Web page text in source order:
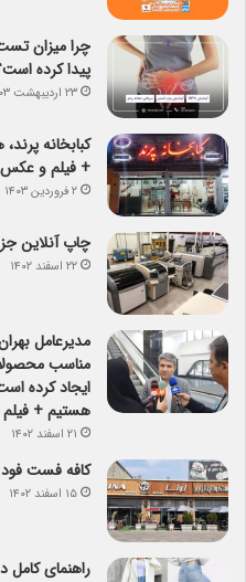
پیدا کرده
۲۳ اردیبهشت ۱۴۰۳
کبابخانه
+ فیلم و عکس
۲ فروردین ۱۴۰۳
چاپ آنلاین
۲۲ اسفند ۱۴۰۲
مدیرعامل
مناسب محصولات
هستیم + فیلم
۲۱ اسفند ۱۴۰۲
کافه فست فود
۱۵ اسفند ۱۴۰۲
راهنمای کامل